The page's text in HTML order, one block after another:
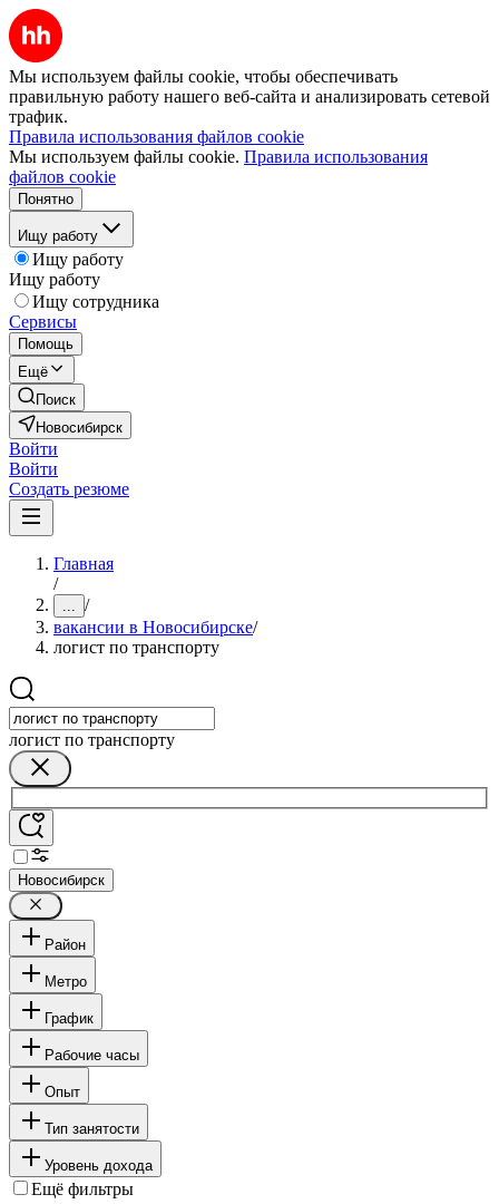
Мы используем файлы cookie, чтобы обеспечивать
правильную работу нашего веб-сайта и анализировать сетевой
трафик.
Правила использования файлов cookie
Мы используем файлы cookie. Правила использования
файлов cookie
Понятно
Ищу работу
Ищу работу
Ищу работу
Ищу сотрудника
Сервисы
Помощь
Ещё
Поиск
Новосибирск
Войти
Войти
Создать резюме
Главная
/
... /
вакансии в Новосибирске/
логист по транспорту
логист по транспорту
Новосибирск
Район
Метро
График
Рабочие часы
Опыт
Тип занятости
Уровень дохода
Ещё фильтры